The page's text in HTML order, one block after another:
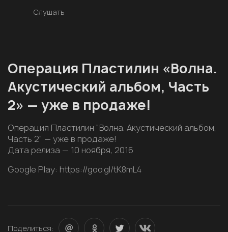
Слушать:
Операция Пластилин «Волна.
Акустический альбом, Часть
2» — уже в продаже!
Операция Пластилин "Волна. Акустический альбом,
Часть 2" — уже в продаже!
Дата релиза — 10 ноября, 2016
Google Play: https://goo.gl/tK8mL4
Поделиться: